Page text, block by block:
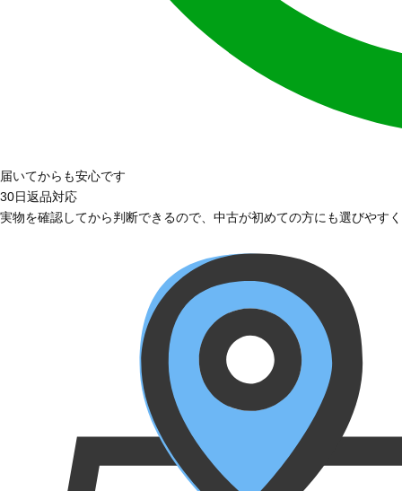
届いてからも安心です
30日返品対応
実物を確認してから判断できるので、中古が初めての方にも選びやす